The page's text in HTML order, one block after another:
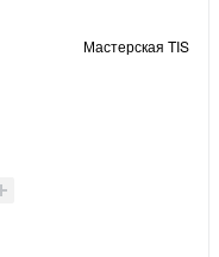
Мастерская TIS